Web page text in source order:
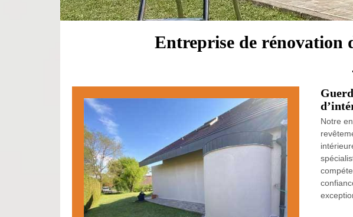
Entreprise de rénovation
Notre